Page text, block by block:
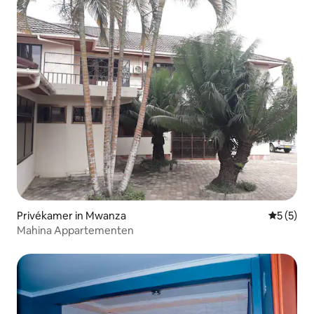
Privékamer in Mwanza
5 (5)
Mahina Appartementen